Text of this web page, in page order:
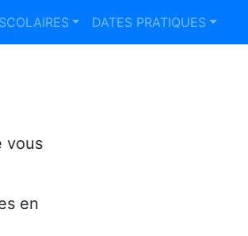
DATES PRATIQUES
vous
en